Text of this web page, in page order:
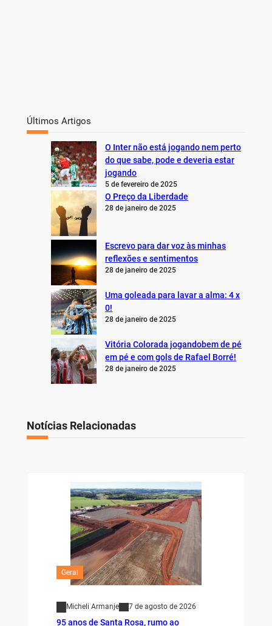
Últimos Artigos
O Inter não está jogando nem perto
do que sabe, pode e deveria estar
jogando
5 de fevereiro de 2025
O Preço da Liberdade
28 de janeiro de 2025
Escrevo para dar voz às minhas
reflexões e sentimentos
28 de janeiro de 2025
Uma goleada para lavar a alma: 4 x
0!
28 de janeiro de 2025
Vitória Colorada jogandobem de pé
em pé e com gols de Rafael Borré!
28 de janeiro de 2025
Notícias Relacionadas
Geral
Micheli Armanje 7 de agosto de 2026
95 anos de Santa Rosa, rumo ao